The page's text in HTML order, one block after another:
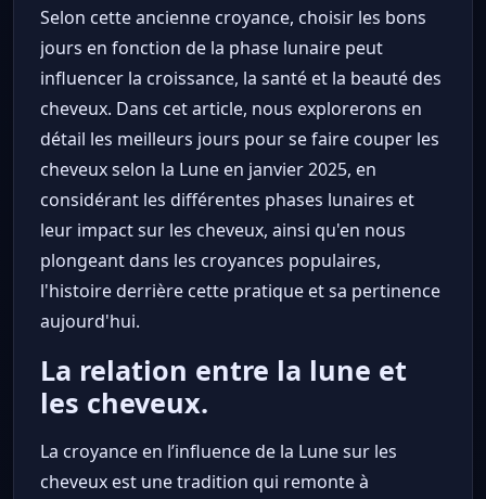
Selon cette ancienne croyance, choisir les bons
jours en fonction de la phase lunaire peut
influencer la croissance, la santé et la beauté des
cheveux. Dans cet article, nous explorerons en
détail les meilleurs jours pour se faire couper les
cheveux selon la Lune en janvier 2025, en
considérant les différentes phases lunaires et
leur impact sur les cheveux, ainsi qu'en nous
plongeant dans les croyances populaires,
l'histoire derrière cette pratique et sa pertinence
aujourd'hui.
La relation entre la lune et
les cheveux.
La croyance en l’influence de la Lune sur les
cheveux est une tradition qui remonte à